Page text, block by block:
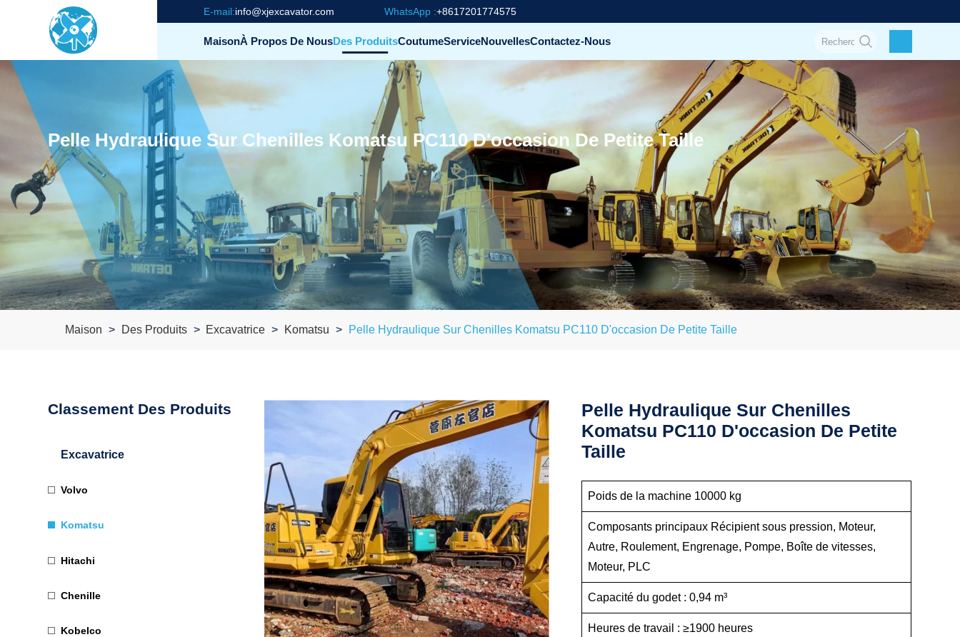
E-mail:info@xjexcavator.com WhatsApp :+8617201774575
MaisonÀ Propos De NousDes ProduitsCoutumeServiceNouvellesContactez-Nous
Pelle Hydraulique Sur Chenilles Komatsu PC110 D'occasion De Petite Taille
Maison Des Produits Excavatrice Komatsu Pelle Hydraulique Sur Chenilles Komatsu PC110 D'occasion De Petite Taille
Classement Des Produits
Excavatrice
Volvo
Komatsu
Hitachi
Chenille
Kobelco
Pelle Hydraulique Sur Chenilles
Komatsu PC110 D'occasion De Petite
Taille
Poids de la machine 10000 kg
Composants principaux Récipient sous pression, Moteur,
Autre, Roulement, Engrenage, Pompe, Boîte de vitesses,
Moteur, PLC
Capacité du godet : 0,94 m³
Heures de travail : ≥1900 heures